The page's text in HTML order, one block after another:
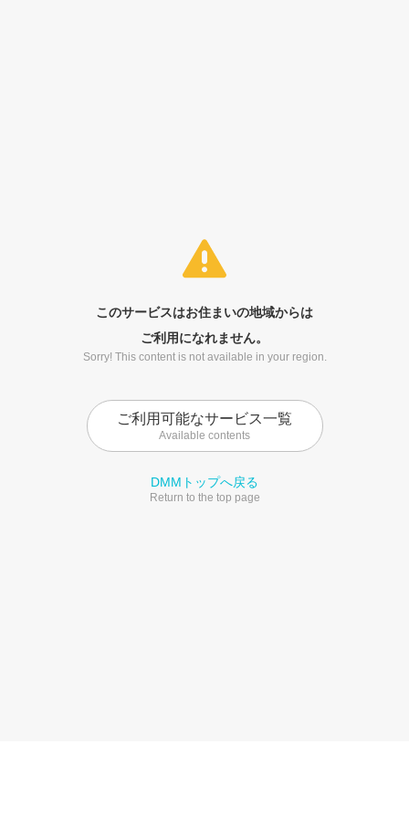
このサービスはお住まいの地域からは
ご利用になれません。
Sorry! This content is not available in your region.
ご利用可能なサービス一覧
Available contents
DMMトップへ戻る
Return to the top page